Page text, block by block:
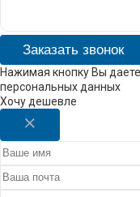
Заказать звонок
Нажимая кнопку Вы
персональных данных
Хочу дешевле